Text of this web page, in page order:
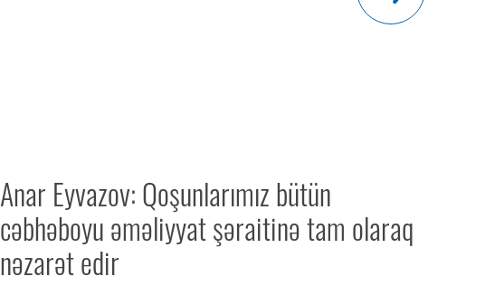
Anar Eyvazov: Qoşunlarımız bütün
cəbhəboyu əməliyyat şəraitinə tam olaraq
nəzarət edir